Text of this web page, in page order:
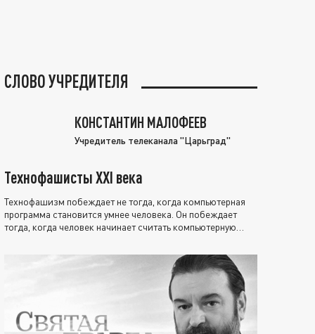
СЛОВО УЧРЕДИТЕЛЯ
КОНСТАНТИН МАЛОФЕЕВ
Учредитель телеканала "Царьград"
Технофашисты XXI века
Технофашизм побеждает не тогда, когда компьютерная
программа становится умнее человека. Он побеждает
тогда, когда человек начинает считать компьютерную